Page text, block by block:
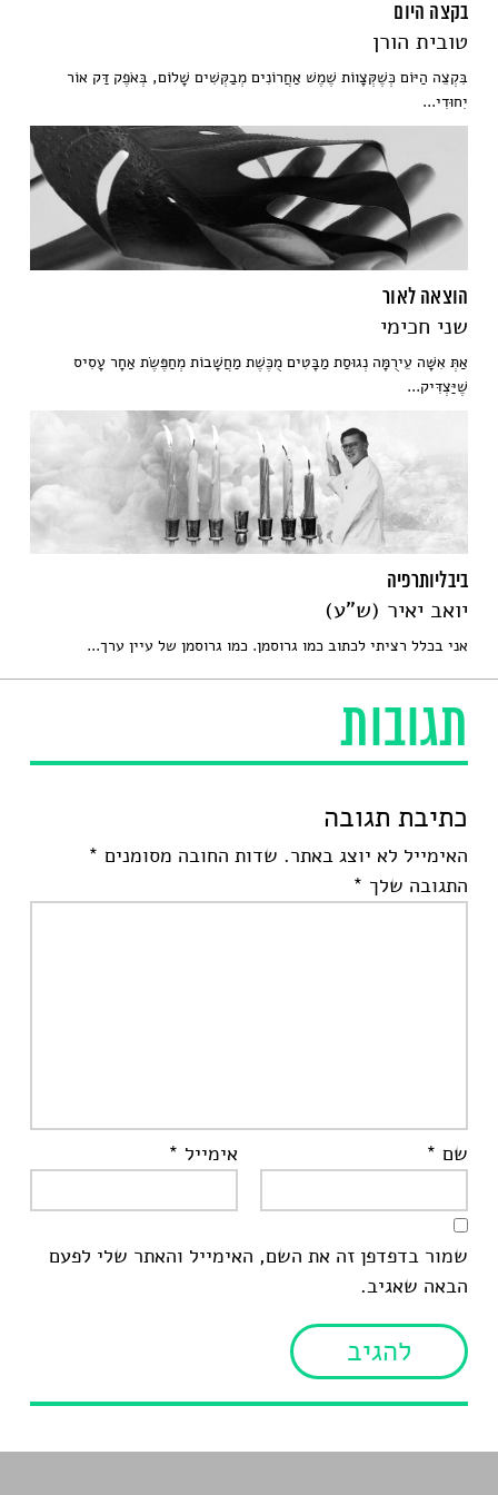
תגובות
כתיבת תגובה
האימייל לא יוצג באתר. שדות החובה מסומנים *
התגובה שלך *
שם * אימייל *
שמור בדפדפן זה את השם, האימייל והאתר שלי לפעם
הבאה שאגיב.
בקצה היום
טובית הורן
בִּקְצֵה הַיּוֹם כְּשֶׁקְּצָווֹת שֶׁמֶשׁ אַחֲרוֹנִים מְבַקְּשִׁים שָׁלוֹם, בְּאֹפֶק דַּק אוֹר
יִחוּדִי...
הוצאה לאור
שני חכימי
אַתְּ אִשָּׁה עֵירֻמָּה נְגוּסַת מַבָּטִים מֻכֶּשֶׁת מַחֲשָׁבוֹת מְחַפֶּשֶׂת אַחָר עָסִיס
שֶׁיַּצְדִּיק...
ביבליותרפיה
יואב יאיר (ש"ע)
אני בכלל רציתי לכתוב כמו גרוסמן. כמו גרוסמן של עיין ערך...